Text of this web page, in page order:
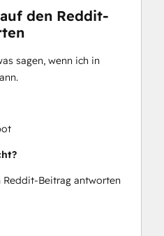
den Reddit-
sagen, wenn ich in
Reddit-Beitrag antworten